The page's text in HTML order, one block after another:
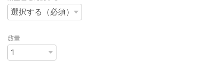
数量